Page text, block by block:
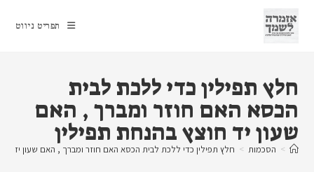
content
תפריט ניווט
חלץ תפילין כדי ללכת לבית
הכסא האם חוזר ומברך , האם
שעון יד חוצץ בהנחת תפילין
> הסכמות > חלץ תפילין כדי ללכת לבית הכסא האם חוזר ומברך , האם שעון יד